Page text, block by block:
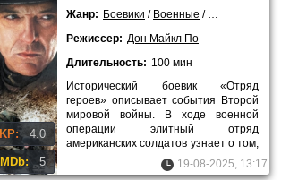
KP: 4.0
IMDb: 5
Жанр: Боевики / Военные / 2013 года
Режиссер: Дон Майкл По
Длительность: 100 мин
Исторический боевик «Отряд
героев» описывает события Второй
мировой войны. В ходе военной
операции элитный отряд
американских солдатов узнает о том,
что в распоряжении нацистов
находится
19-08-2025, 13:17